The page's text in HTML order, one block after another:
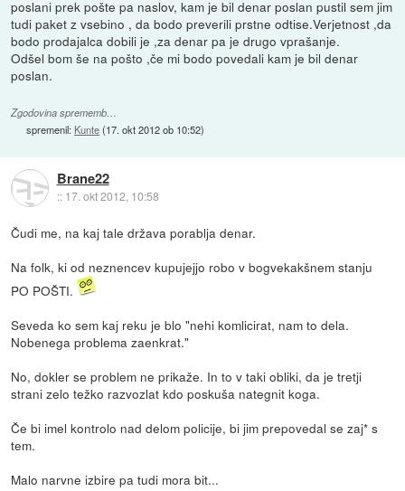
poslani prek pošte pa naslov, kam je bil denar poslan pustil sem jim
tudi paket z vsebino , da bodo preverili prstne odtise.Verjetnost ,da
bodo prodajalca dobili je ,za denar pa je drugo vprašanje.
Odšel bom še na pošto ,če mi bodo povedali kam je bil denar
poslan.
Zgodovina sprememb…
spremenil: Kunte(17. okt 2012 ob 10:52)
Brane22
:: 17. okt 2012, 10:58
Čudi me, na kaj tale država porablja denar.
Na folk, ki od neznencev kupujejjo robo v bogvekakšnem stanju
PO POŠTI.
Seveda ko sem kaj reku je blo "nehi komlicirat, nam to dela.
Nobenega problema zaenkrat."
No, dokler se problem ne prikaže. In to v taki obliki, da je tretji
strani zelo težko razvozlat kdo poskuša nategnit koga.
Če bi imel kontrolo nad delom policije, bi jim prepovedal se zaj* s
tem.
Malo narvne izbire pa tudi mora bit...